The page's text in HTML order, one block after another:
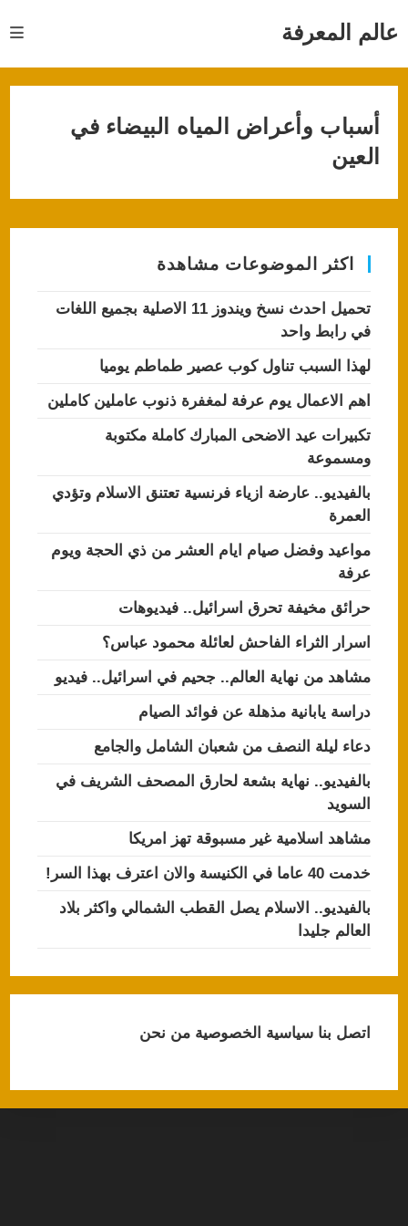
عالم المعرفة
أسباب وأعراض المياه البيضاء في
العين
اكثر الموضوعات مشاهدة
تحميل احدث نسخ ويندوز 11 الاصلية بجميع اللغات
في رابط واحد
لهذا السبب تناول كوب عصير طماطم يوميا
اهم الاعمال يوم عرفة لمغفرة ذنوب عاملين كاملين
تكبيرات عيد الاضحى المبارك كاملة مكتوبة
ومسموعة
بالفيديو.. عارضة ازياء فرنسية تعتنق الاسلام وتؤدي
العمرة
مواعيد وفضل صيام ايام العشر من ذي الحجة ويوم
عرفة
حرائق مخيفة تحرق اسرائيل.. فيديوهات
اسرار الثراء الفاحش لعائلة محمود عباس؟
مشاهد من نهاية العالم.. جحيم في اسرائيل.. فيديو
دراسة يابانية مذهلة عن فوائد الصيام
دعاء ليلة النصف من شعبان الشامل والجامع
بالفيديو.. نهاية بشعة لحارق المصحف الشريف في
السويد
مشاهد اسلامية غير مسبوقة تهز امريكا
خدمت 40 عاما في الكنيسة والان اعترف بهذا السر!
بالفيديو.. الاسلام يصل القطب الشمالي واكثر بلاد
العالم جليدا
اتصل بناسياسية الخصوصيةمن نحن